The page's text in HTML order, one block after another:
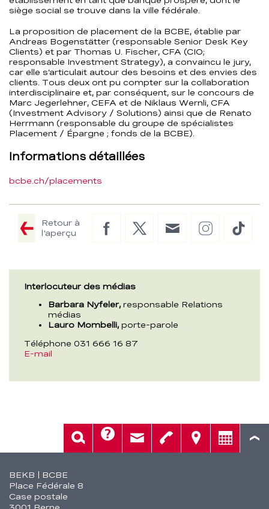
Interlocuteur des médias
Barbara Nyfeler, responsable Relations
médias
Lauro Mombelli, porte-parole
Téléphone 031 666 16 87
E-mail
siège social se trouve dans la ville fédérale.
La proposition de placement de la BCBE, établie par
Andreas Bogenstätter (responsable Senior Desk Key
Clients) et par Thomas U. Fischer, CFA (CIO;
responsable Investment Strategy), a convaincu le jury,
car elle s’articulait autour des besoins et des envies des
clients. Tous deux ont pu compter sur la collaboration
interdisciplinaire et, par conséquent, sur le concours de
Marc Jegerlehner, CEFA et de Niklaus Wernli, CFA
(Investment Advisory / Solutions) ainsi que de Renato
Herrmann (responsable du groupe de spécialistes
Placement / Épargne ; fonds de la BCBE).
Informations détaillées
bcbe.ch/placements
Retour à
l'aperçu
FacebookTwitter
E-
Instagram
Fusszeile
BEKB | BCBE
Place Fédérale 8
Case postale
3001 Berne